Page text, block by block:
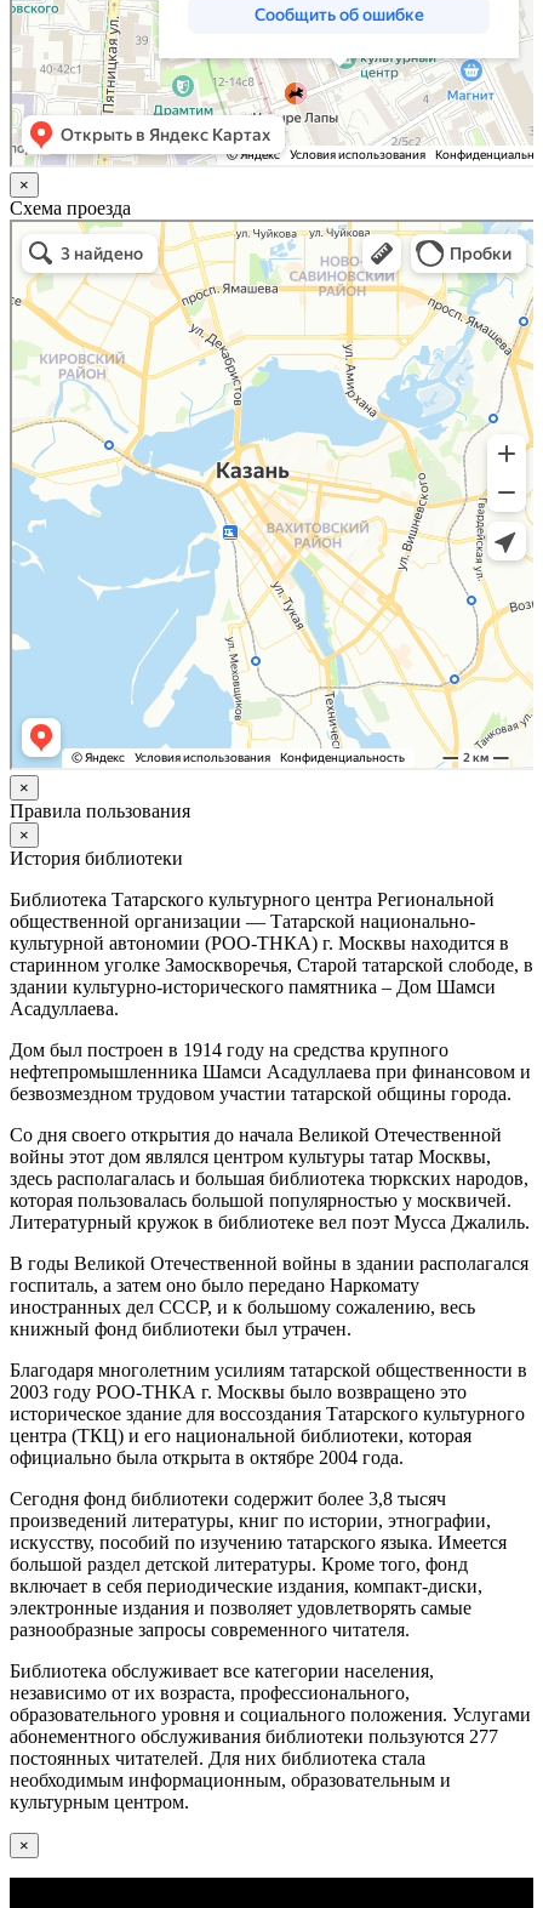
×
Схема проезда
Казань
Малый Татарский переулок, 8 на карте Москвы, ближайшее метро Новокузнецкая —
Яндекс.Карты
×
Правила пользования
×
История библиотеки
Библиотека Татарского культурного центра Региональной
общественной организации — Татарской национально-
культурной автономии (РОО-ТНКА) г. Москвы находится в
старинном уголке Замоскворечья, Старой татарской слободе, в
здании культурно-исторического памятника – Дом Шамси
Асадуллаева.
Дом был построен в 1914 году на средства крупного
нефтепромышленника Шамси Асадуллаева при финансовом и
безвозмездном трудовом участии татарской общины города.
Со дня своего открытия до начала Великой Отечественной
войны этот дом являлся центром культуры татар Москвы,
здесь располагалась и большая библиотека тюркских народов,
которая пользовалась большой популярностью у москвичей.
Литературный кружок в библиотеке вел поэт Мусса Джалиль.
В годы Великой Отечественной войны в здании располагался
госпиталь, а затем оно было передано Наркомату
иностранных дел СССР, и к большому сожалению, весь
книжный фонд библиотеки был утрачен.
Благодаря многолетним усилиям татарской общественности в
2003 году РОО-ТНКА г. Москвы было возвращено это
историческое здание для воссоздания Татарского культурного
центра (ТКЦ) и его национальной библиотеки, которая
официально была открыта в октябре 2004 года.
Сегодня фонд библиотеки содержит более 3,8 тысяч
произведений литературы, книг по истории, этнографии,
искусству, пособий по изучению татарского языка. Имеется
большой раздел детской литературы. Кроме того, фонд
включает в себя периодические издания, компакт-диски,
электронные издания и позволяет удовлетворять самые
разнообразные запросы современного читателя.
Библиотека обслуживает все категории населения,
независимо от их возраста, профессионального,
образовательного уровня и социального положения. Услугами
абонементного обслуживания библиотеки пользуются 277
постоянных читателей. Для них библиотека стала
необходимым информационным, образовательным и
культурным центром.
×